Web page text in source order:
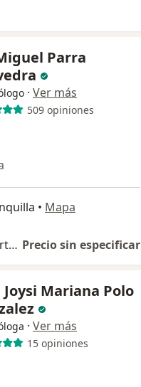
Parra
· Ver más
509 opiniones
• Mapa
Consulta médica de fertilidad Precio sin especificar
Joysi Mariana Polo
· Ver más
15 opiniones